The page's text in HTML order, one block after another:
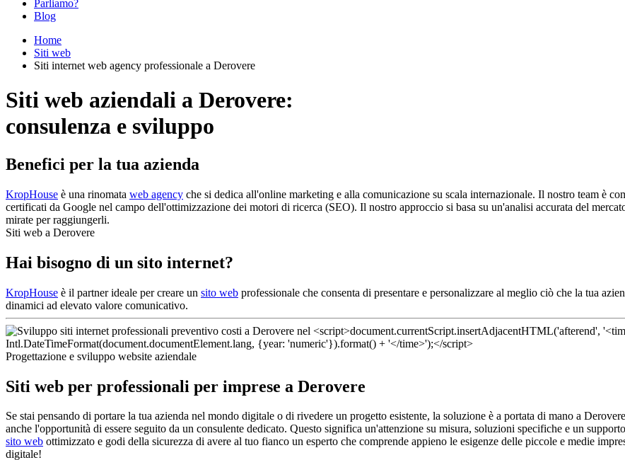
Parliamo?
Blog
Home
Siti web
Siti internet web agency professionale a Derovere
Siti web aziendali a Derovere:
consulenza e sviluppo
Benefici per la tua azienda
KropHouse è una rinomata web agency che si dedica all'online marketing e alla comunicazione su scala internazionale. Il nostro team è
certificati da Google nel campo dell'ottimizzazione dei motori di ricerca (SEO). Il nostro approccio si basa su un'analisi accurata del
mirate per raggiungerli.
Siti web a Derovere
Hai bisogno di un sito internet?
KropHouse è il partner ideale per creare un sito web professionale che consenta di presentare e personalizzare al meglio ciò che la tua
dinamici ad elevato valore comunicativo.
Progettazione e sviluppo website aziendale
Siti web per professionali per imprese a Derovere
Se stai pensando di portare la tua azienda nel mondo digitale o di rivedere un progetto esistente, la soluzione è a portata di mano a
anche l'opportunità di essere seguito da un consulente dedicato. Questo significa un'attenzione su misura, soluzioni specifiche e un
sito web ottimizzato e godi della sicurezza di avere al tuo fianco un esperto che comprende appieno le esigenze delle piccole e medie
digitale!